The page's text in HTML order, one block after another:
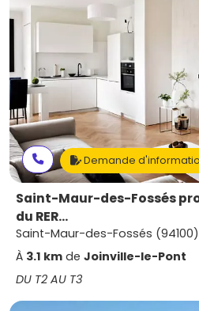
Demande
Saint-Maur-des-Fossés
du RER...
Saint-Maur-des-Fossés (94100)
À 3.1 km de Joinville-le-Pont
DU T2 AU T3